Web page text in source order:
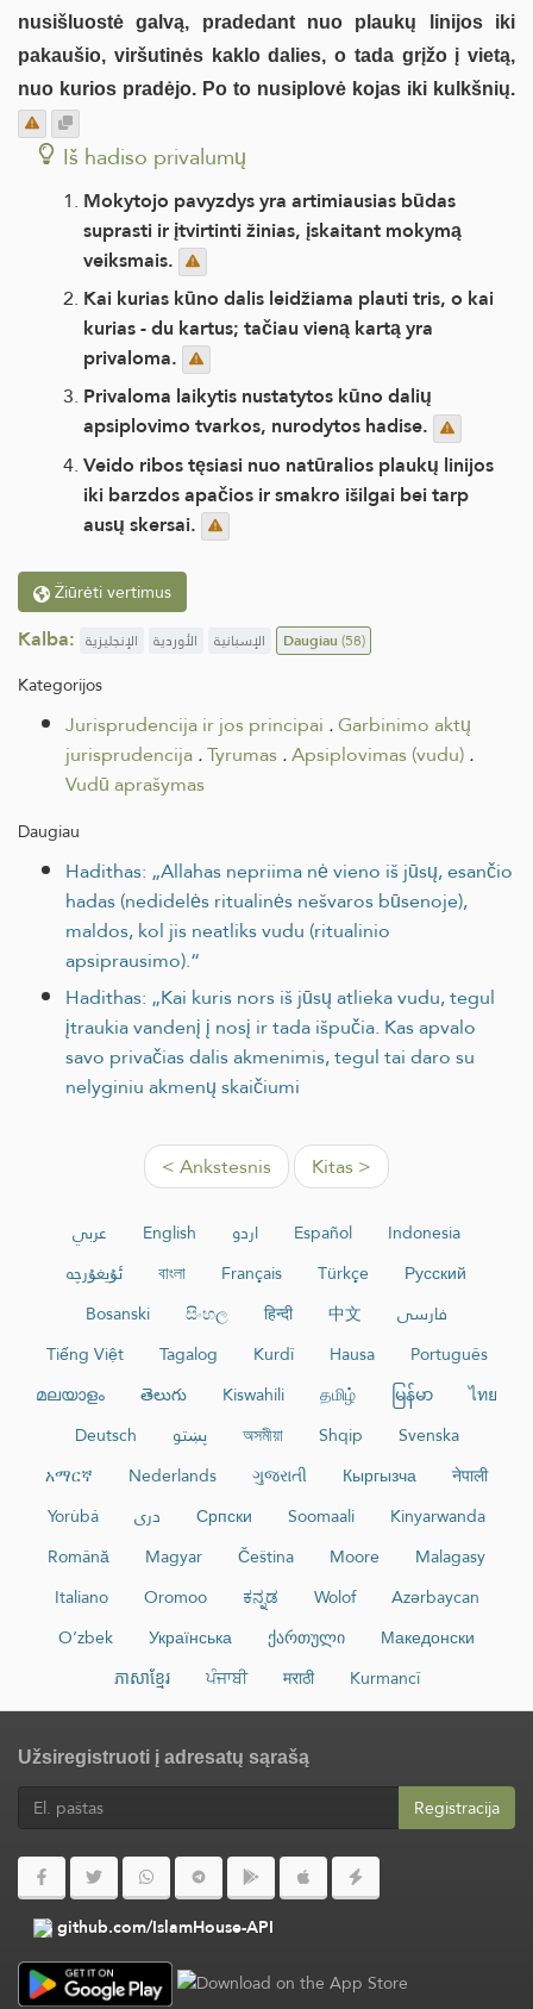
nusišluostė galvą, pradedant nuo plaukų linijos iki
pakaušio, viršutinės kaklo dalies, o tada grįžo į vietą,
nuo kurios pradėjo. Po to nusiplovė kojas iki kulkšnių.
Iš hadiso privalumų
Mokytojo pavyzdys yra artimiausias būdas
suprasti ir įtvirtinti žinias, įskaitant mokymą
veiksmais.
Kai kurias kūno dalis leidžiama plauti tris, o kai
kurias - du kartus; tačiau vieną kartą yra
privaloma.
Privaloma laikytis nustatytos kūno dalių
apsiplovimo tvarkos, nurodytos hadise.
Veido ribos tęsiasi nuo natūralios plaukų linijos
iki barzdos apačios ir smakro išilgai bei tarp
ausų skersai.
Žiūrėti vertimus
Kalba: الإنجليزية الأوردية الإسبانية Daugiau(58)
Kategorijos
Jurisprudencija ir jos principai .Garbinimo aktų
jurisprudencija.Tyrumas.Apsiplovimas (vudu).
Vudū aprašymas
Daugiau
Hadithas: „Allahas nepriima nė vieno iš jūsų, esančio
hadas (nedidelės ritualinės nešvaros būsenoje),
maldos, kol jis neatliks vudu (ritualinio
apsiprausimo).“
Hadithas: „Kai kuris nors iš jūsų atlieka vudu, tegul
įtraukia vandenį į nosį ir tada išpučia. Kas apvalo
savo privačias dalis akmenimis, tegul tai daro su
nelyginiu akmenų skaičiumi
< Ankstesnis Kitas >
عربي English اردو Español
Indonesia
ئۇيغۇرچە
বাংলা Français Türkçe
Русский
Bosanski
සිංහල हिन्दी 中文
فارسی
Tiếng Việt
Tagalog Kurdî Hausa
Português
മലയാളം
తెలుగు Kiswahili தமிழ் မြန်မာ
ไทย
Deutsch
پښتو অসমীয়া Shqip
Svenska
አማርኛ
Nederlands ગુજરાતી Кыргызча
नेपाली
Yorùbá
دری Српски Soomaali
Kinyarwanda
Română
Magyar Čeština Moore
Malagasy
Italiano
Oromoo ಕನ್ನಡ Wolof
Azərbaycan
O‘zbek
Українська ქართული
Македонски
ភាសាខ្មែរ
ਪੰਜਾਬੀ मराठी Kurmancî
Užsiregistruoti į adresatų sąrašą
Registracija
github.com/IslamHouse-API